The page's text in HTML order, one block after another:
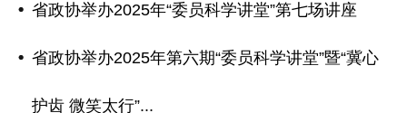
省政协举办2025年“委员科学讲堂”第七场讲座
省政协举办2025年第六期“委员科学讲堂”暨“冀心
护齿 微笑太行”...